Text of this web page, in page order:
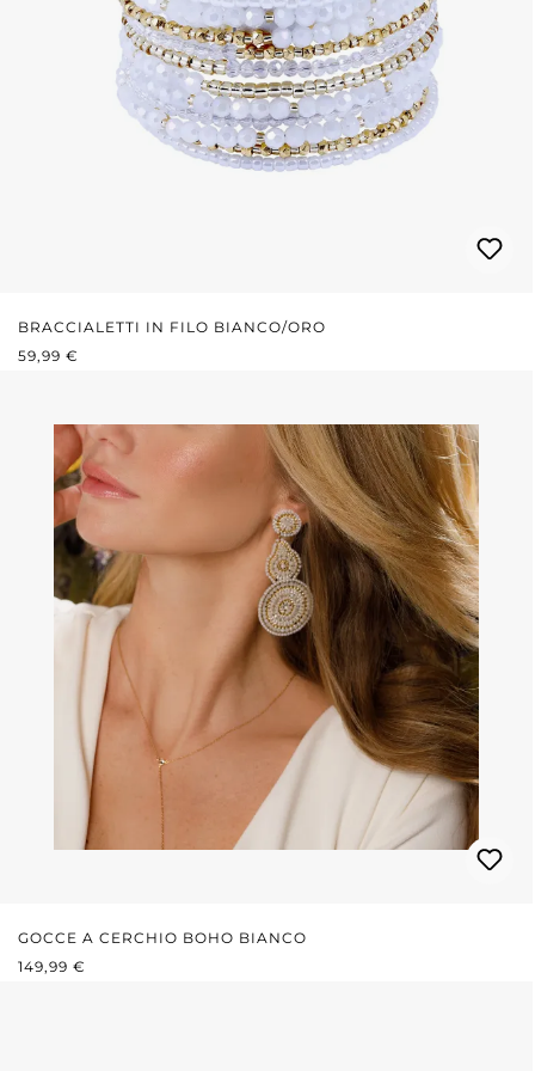
BRACCIALETTI IN FILO BIANCO/ORO
PREZZO NORMALE:
59,99 €
GOCCE A CERCHIO BOHO BIANCO
PREZZO NORMALE:
149,99 €